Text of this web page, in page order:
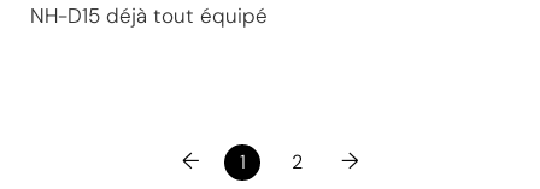
NH-D15 déjà tout équipé
← 1 2 →